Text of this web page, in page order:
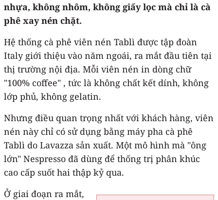
nhựa, không nhôm, không giấy lọc mà chỉ là cà
phê xay nén chặt.
Hệ thống cà phê viên nén Tablì được tập đoàn
Italy giới thiệu vào năm ngoái, ra mắt đầu tiên tại
thị trường nội địa. Mỗi viên nén in dòng chữ
"100% coffee" , tức là không chất kết dính, không
lớp phủ, không gelatin.
Nhưng điều quan trọng nhất với khách hàng, viên
nén này chỉ có sử dụng bằng máy pha cà phê
Tablì do Lavazza sản xuất. Một mô hình mà "ông
lớn" Nespresso đã dùng để thống trị phân khúc
cao cấp suốt hai thập kỷ qua.
Ở giai đoạn ra mắt,